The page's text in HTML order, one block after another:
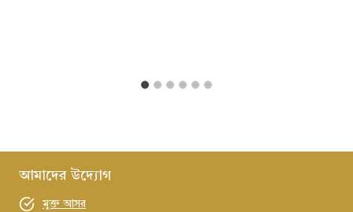
আমাদের উদ্যোগ
মুক্ত আসর